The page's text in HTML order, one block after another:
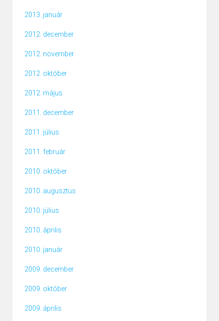
2013. január
2012. december
2012. november
2012. október
2012. május
2011. december
2011. július
2011. február
2010. október
2010. augusztus
2010. július
2010. április
2010. január
2009. december
2009. október
2009. április